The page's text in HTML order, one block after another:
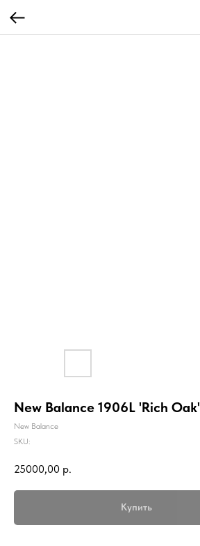
New Balance 1906L 'Rich Oak'
New Balance
SKU:
25000,00 р.
Купить